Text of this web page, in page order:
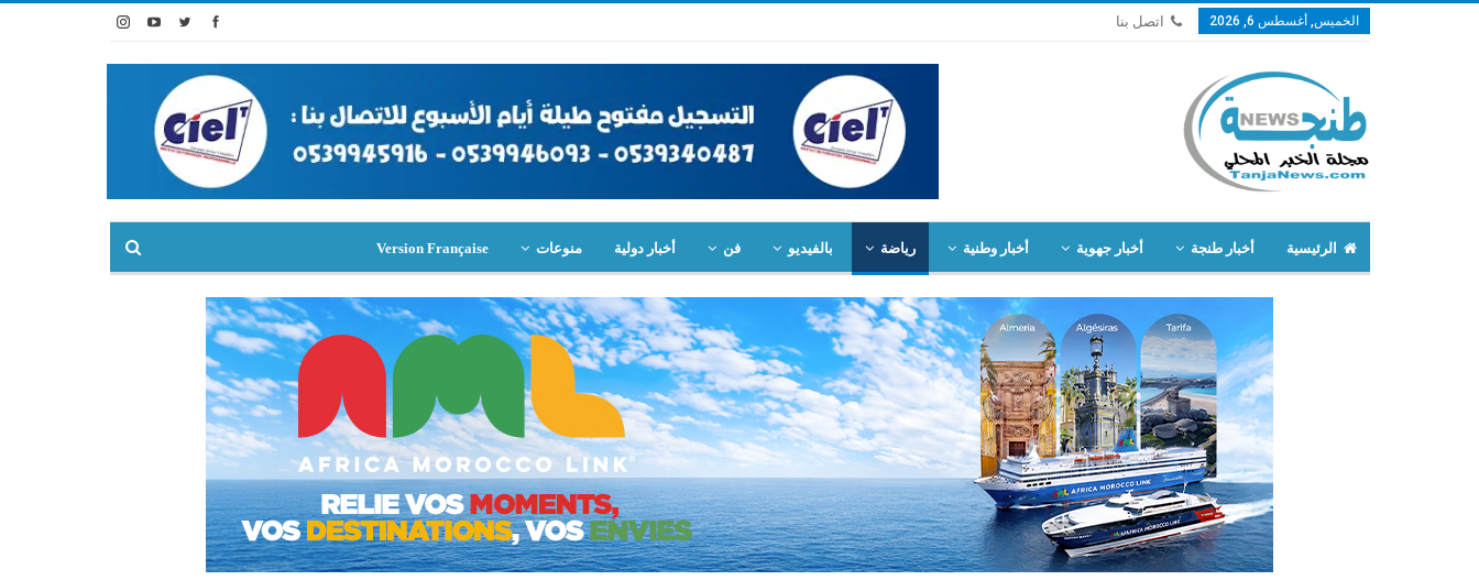
الخميس, أغسطس 6, 2026 اتصل بنا
الرئيسية أخبار طنجة أخبار جهوية أخبار وطنية رياضة بالفيديو فن أخبار دولية منوعات Version Française